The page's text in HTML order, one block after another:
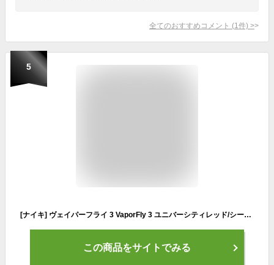
全てのおすすめコメント (1 件) >
5
[ナイキ] ヴェイパーフライ 3 VaporFly 3 ユニバーシティレッド/シーグラス/メロンティント/ブルージョイ DV4129-601 日本国内正規品 26.5cm
この商品をサイトでみる